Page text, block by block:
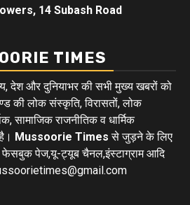
14 Subash Road
TIMES
देश और दुनियाभर की सभी मुख्य खबरों को
की लोक संस्कृति, विरासतों, लोक
सामाजिक राजनीतिक व धार्मिक
Mussoorie Times से जुड़ने के लिए
फेसबुक पेज,यू-ट्यूब चैनल,इंस्टाग्राम आदि